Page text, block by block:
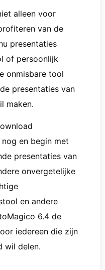
alleen voor
van de
presentaties
of persoonlijk
onmisbare tool
presentaties van
maken.
en begin met
presentaties van
onvergetelijke
en andere
6.4 de
iedereen die zijn
wil delen.